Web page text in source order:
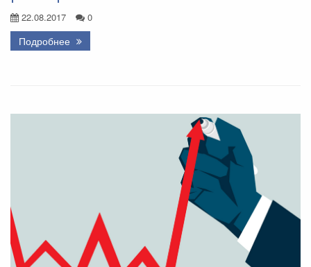
22.08.2017 0
Подробнее